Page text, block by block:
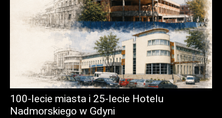
100-lecie miasta i 25-lecie Hotelu
Nadmorskiego w Gdyni